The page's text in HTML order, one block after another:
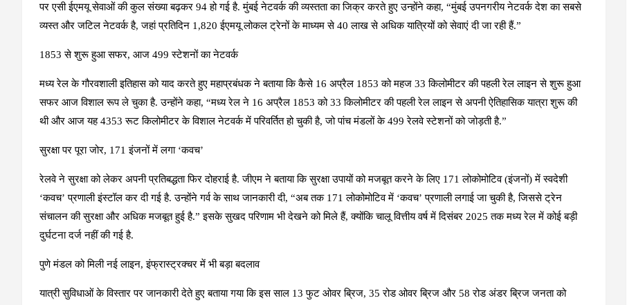
पर एसी ईएमयू सेवाओं की कुल संख्या बढ़कर 94 हो गई है. मुंबई नेटवर्क की व्यस्तता का जिक्र करते हुए उन्होंने कहा, “मुंबई उपनगरीय नेटवर्क देश का सबसे
व्यस्त और जटिल नेटवर्क है, जहां प्रतिदिन 1,820 ईएमयू लोकल ट्रेनों के माध्यम से 40 लाख से अधिक यात्रियों को सेवाएं दी जा रही हैं.”
1853 से शुरू हुआ सफर, आज 499 स्टेशनों का नेटवर्क
मध्य रेल के गौरवशाली इतिहास को याद करते हुए महाप्रबंधक ने बताया कि कैसे 16 अप्रैल 1853 को महज 33 किलोमीटर की पहली रेल लाइन से शुरू हुआ
सफर आज विशाल रूप ले चुका है. उन्होंने कहा, “मध्य रेल ने 16 अप्रैल 1853 को 33 किलोमीटर की पहली रेल लाइन से अपनी ऐतिहासिक यात्रा शुरू की
थी और आज यह 4353 रूट किलोमीटर के विशाल नेटवर्क में परिवर्तित हो चुकी है, जो पांच मंडलों के 499 रेलवे स्टेशनों को जोड़ती है.”
सुरक्षा पर पूरा जोर, 171 इंजनों में लगा ‘कवच’
रेलवे ने सुरक्षा को लेकर अपनी प्रतिबद्धता फिर दोहराई है. जीएम ने बताया कि सुरक्षा उपायों को मजबूत करने के लिए 171 लोकोमोटिव (इंजनों) में स्वदेशी
‘कवच’ प्रणाली इंस्टॉल कर दी गई है. उन्होंने गर्व के साथ जानकारी दी, “अब तक 171 लोकोमोटिव में ‘कवच’ प्रणाली लगाई जा चुकी है, जिससे ट्रेन
संचालन की सुरक्षा और अधिक मजबूत हुई है.” इसके सुखद परिणाम भी देखने को मिले हैं, क्योंकि चालू वित्तीय वर्ष में दिसंबर 2025 तक मध्य रेल में कोई बड़ी
दुर्घटना दर्ज नहीं की गई है.
पुणे मंडल को मिली नई लाइन, इंफ्रास्ट्रक्चर में भी बड़ा बदलाव
यात्री सुविधाओं के विस्तार पर जानकारी देते हुए बताया गया कि इस साल 13 फुट ओवर ब्रिज, 35 रोड ओवर ब्रिज और 58 रोड अंडर ब्रिज जनता को